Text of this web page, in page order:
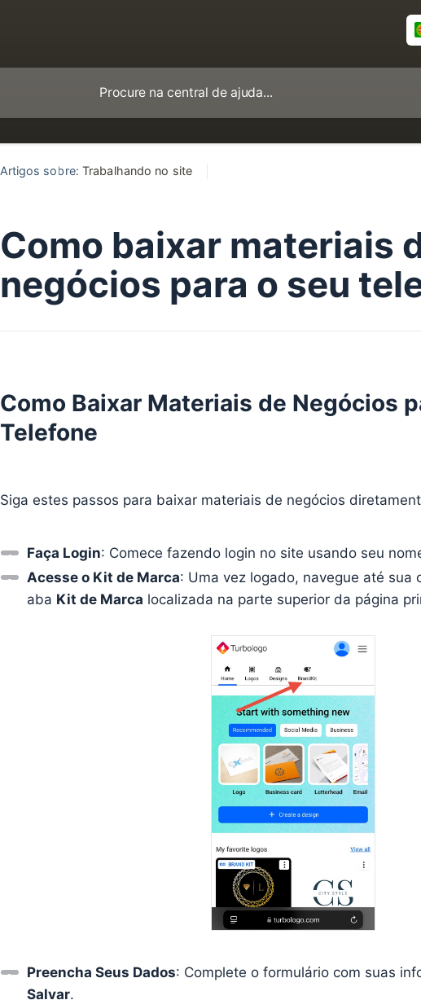
Artigos sobre: Trabalhando no site
Como baixar materiais
negócios para o seu
Como Baixar Materiais de Negócios
Telefone
Siga estes passos para baixar materiais de negócios
Faça Login: Comece fazendo login no site usando seu
Acesse o Kit de Marca: Uma vez logado, navegue até sua
aba Kit de Marca localizada na parte superior da página
Preencha Seus Dados: Complete o formulário com suas
Salvar.